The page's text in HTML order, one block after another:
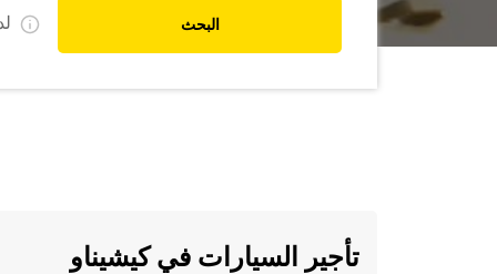
البحث
تأجير السيارات في كيشيناو